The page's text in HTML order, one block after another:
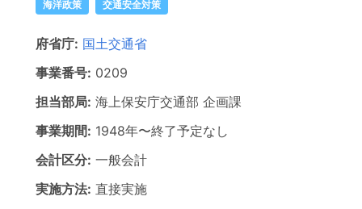
海洋政策 交通安全対策
府省庁: 国土交通省
事業番号: 0209
担当部局: 海上保安庁交通部 企画課
事業期間: 1948年〜終了予定なし
会計区分: 一般会計
実施方法: 直接実施